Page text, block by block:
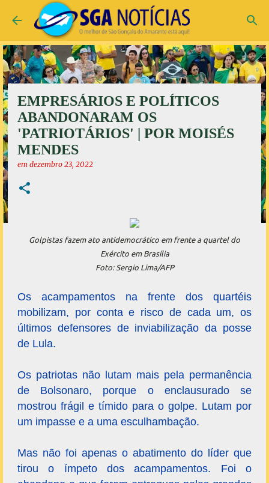
Pular para o conteúdo principal
EMPRESÁRIOS E POLÍTICOS
ABANDONARAM OS
'PATRIOTÁRIOS' | POR MOISÉS
MENDES
em dezembro 23, 2022
Golpistas fazem ato antidemocrático em frente a quartel do
Exército em Brasília
Foto: Sergio Lima/AFP
Os acampamentos na frente dos quartéis
mobilizam, por conta e risco de cada um, os
últimos defensores de inviabilização da posse
de Lula.
Os patriotas não lutam mais pela permanência
de Bolsonaro, porque o enclausurado se
mostrou frágil e tímido para o golpe. Lutam por
um impasse e a uma esculhambação.
Mas não foi apenas o abatimento do líder que
tirou o ímpeto dos acampamentos. Foi o